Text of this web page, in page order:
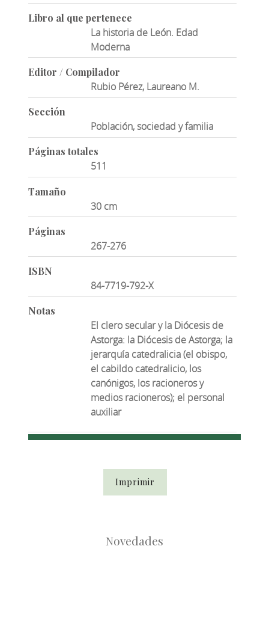
Libro al que pertenece
La historia de León. Edad
Moderna
Editor / Compilador
Rubio Pérez, Laureano M.
Sección
Población, sociedad y familia
Páginas totales
511
Tamaño
30 cm
Páginas
267-276
ISBN
84-7719-792-X
Notas
El clero secular y la Diócesis de
Astorga: la Diócesis de Astorga; la
jerarquía catedralicia (el obispo,
el cabildo catedralicio, los
canónigos, los racioneros y
medios racioneros); el personal
auxiliar
Imprimir
Novedades